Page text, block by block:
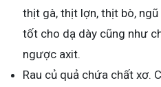
thịt gà, thịt lợn, thịt bò,
tốt cho dạ dày cũng như
ngược axit.
Rau củ quả chứa chất xơ.